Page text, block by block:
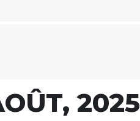
2025